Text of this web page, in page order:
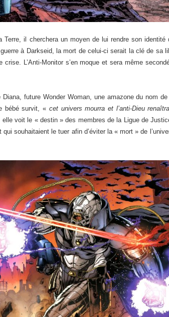
il cherchera un moyen de lui rendre son
à Darkseid, la mort de celui-ci serait la clé de sa
L’Anti-Monitor s’en moque et sera même
future Wonder Woman, une amazone du nom
bébé survit, « cet univers mourra et l’anti-Dieu renaîtra
voit le « destin » des membres de la Ligue de
souhaitaient le tuer afin d’éviter la « mort » de